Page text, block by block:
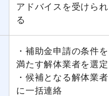
アドバイスを受けられ
る
・補助金申請の条件を
満たす解体業者を選定
・候補となる解体業者
に一括連絡